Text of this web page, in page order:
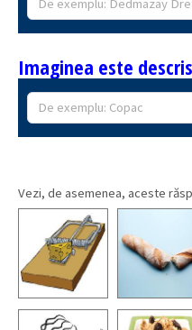
Imaginea este
Vezi, de asemenea, aceste